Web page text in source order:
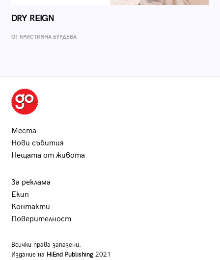
DRY REIGN
ОТ КРИСТИЯНА БУРДЕВА
Места
Нови събития
Нещата от живота
За реклама
Екип
Контакти
Поверителност
Всички права запазени.
Издание на HiEnd Publishing2021